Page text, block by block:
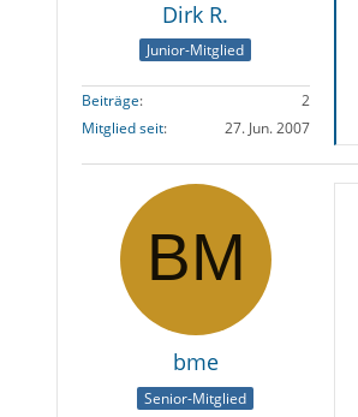
Dirk R.
Junior-Mitglied
Beiträge
2
Mitglied seit
27. Jun. 2007
bme
Senior-Mitglied